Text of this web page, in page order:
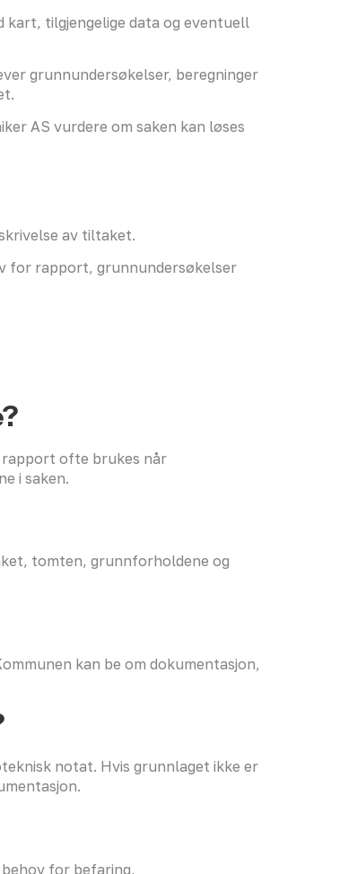
kart, tilgjengelige data og eventuell
grunnundersøkelser, beregninger
AS vurdere om saken kan løses
av tiltaket.
for rapport, grunnundersøkelser
rapport ofte brukes når
i saken.
tomten, grunnforholdene og
kan be om dokumentasjon,
notat. Hvis grunnlaget ikke er
for befaring,